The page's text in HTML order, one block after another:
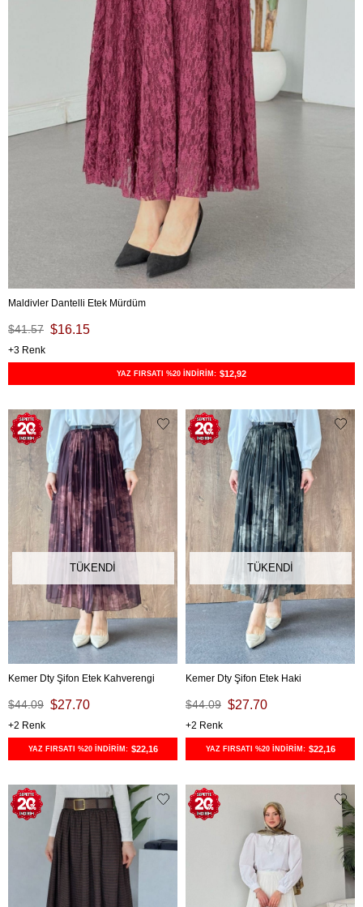
Maldivler Dantelli Etek Mürdüm
$16.15
$41.57
3
YAZ FIRSATI %20 İNDİRİM: $12,92
TÜKENDI
Kemer Dty Şifon Etek Kahverengi
$27.70
$44.09
2
YAZ FIRSATI %20 İNDİRİM: $22,16
TÜKENDI
Kemer Dty Şifon Etek Haki
$27.70
$44.09
2
YAZ FIRSATI %20 İNDİRİM: $22,16